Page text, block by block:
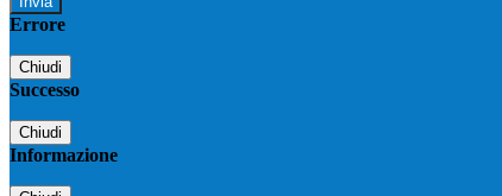
Errore
Chiudi
Successo
Chiudi
Informazione